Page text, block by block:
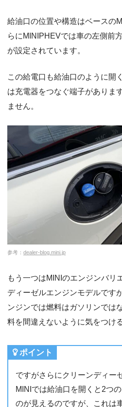
給油口の位置や構造はベースの
らにMINIPHEVでは車の左側前
が設定されています。
この給電口も給油口のように開
は充電器をつなぐ端子がありま
ません。
参考： dealer-blog.mini.jp
もう一つはMINIのエンジンバリ
ディーゼルエンジンモデルです
ンジンでは燃料はガソリンでは
料を間違えないように気をつけ
ポイント
ですがさらにクリーンディー
MINIでは給油口を開くと2つ
のが見えるのですが、これは